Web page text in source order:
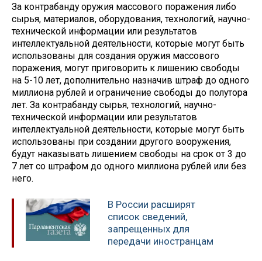
За контрабанду оружия массового поражения либо
сырья, материалов, оборудования, технологий, научно-
технической информации или результатов
интеллектуальной деятельности, которые могут быть
использованы для создания оружия массового
поражения, могут приговорить к лишению свободы
на 5-10 лет, дополнительно назначив штраф до одного
миллиона рублей и ограничение свободы до полутора
лет. За контрабанду сырья, технологий, научно-
технической информации или результатов
интеллектуальной деятельности, которые могут быть
использованы при создании другого вооружения,
будут наказывать лишением свободы на срок от 3 до
7 лет со штрафом до одного миллиона рублей или без
него.
В России расширят
список сведений,
запрещенных для
передачи иностранцам